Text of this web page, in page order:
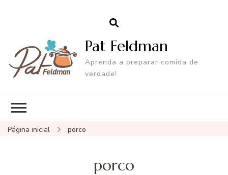
Pat Feldman
Aprenda a preparar comida de
verdade!
Página inicial porco
porco